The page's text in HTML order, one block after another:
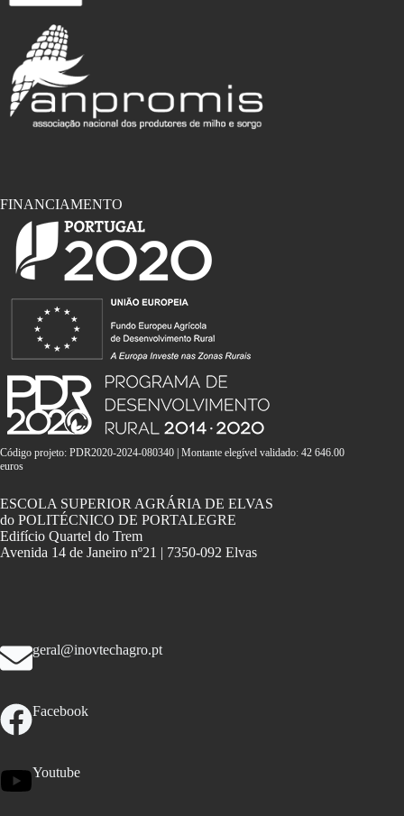
FINANCIAMENTO
Código projeto: PDR2020-2024-080340 | Montante elegível validado: 42 646.00
euros
ESCOLA SUPERIOR AGRÁRIA DE ELVAS
do POLITÉCNICO DE PORTALEGRE
Edifício Quartel do Trem
Avenida 14 de Janeiro nº21 | 7350-092 Elvas
geral@inovtechagro.pt
Facebook
Youtube